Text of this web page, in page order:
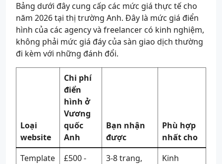
Bảng dưới đây cung cấp các mức giá thực tế cho
năm 2026 tại thị trường Anh. Đây là mức giá điển
hình của các agency và freelancer có kinh nghiệm,
không phải mức giá đáy của sàn giao dịch thường
đi kèm với những đánh đổi.
Loại
website
Chi phí
điển
hình ở
Vương
quốc
Anh
Bạn nhận
được
Phù hợp
nhất cho
Template
£500 - 3-8 trang, Kinh